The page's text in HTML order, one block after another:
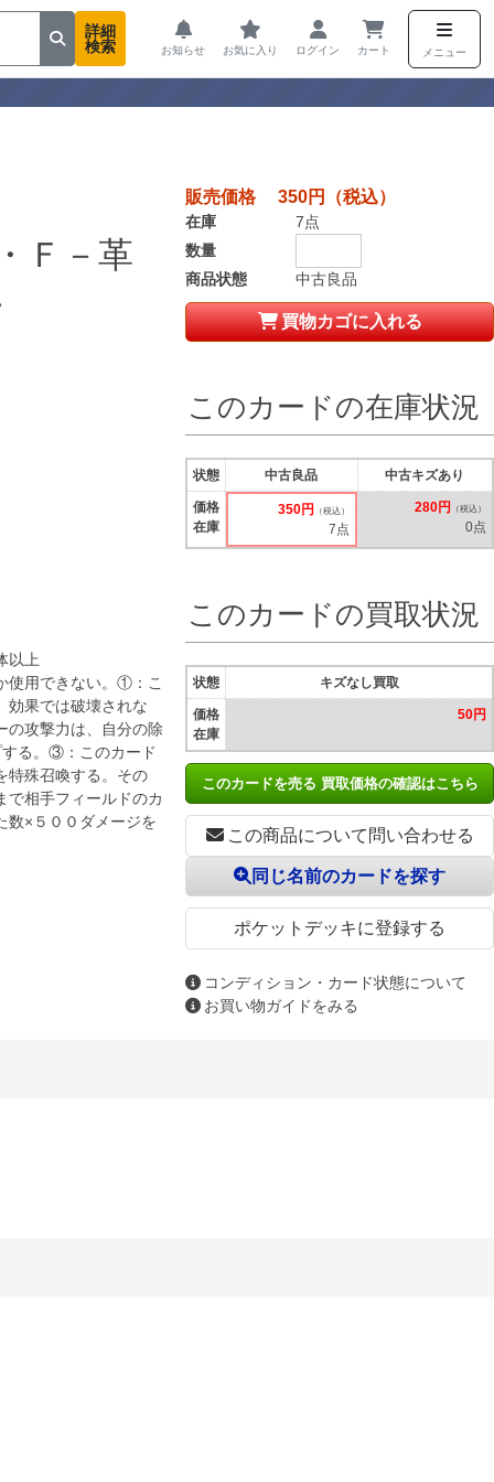
詳細
検索
お知らせ お気に入り ログイン カート メニュー
Ｆ－革
以上
使用できない。①：こ
効果では破壊されな
攻撃力は、自分の除
る。③：このカード
特殊召喚する。その
で相手フィールドのカ
数×５００ダメージを
販売価格 350円（税込）
商品状態 中古良品
在庫
7点
数量
買物カゴに入れる
この商品について問い合わせる
ポケットデッキに登録する
同じ名前のカードを探す
コンディション・カード状態について
お買い物ガイドをみる
このカードの在庫状況
状態
価格
在庫
中古良品
350円 （税込）
7点
中古キズあり
280円 （税込）
0点
このカードの買取状況
状態
価格
在庫
キズなし買取
50円
このカードを売る 買取価格の確認はこちら